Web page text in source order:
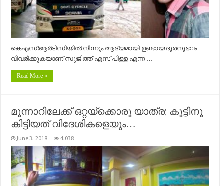
കെഎസ്ആർടിസിയിൽ നിന്നും ആദ്യമായി ഉണ്ടായ ദുരനുഭവം
വിവരിക്കുകയാണ് സുജിത്ത് എസ് പിള്ള എന്ന …
Read More »
മൂന്നാറിലേക്ക് ഒറ്റയ്ക്കൊരു യാത്ര; കൂട്ടിനു
കിട്ടിയത് വിദേശികളെയും…
June 3, 2018 4,038